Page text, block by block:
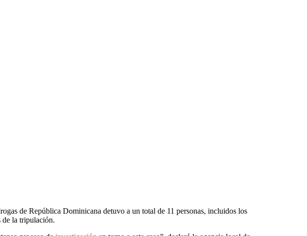
de República Dominicana detuvo a un total de 11 personas, incluidos los
la tripulación.